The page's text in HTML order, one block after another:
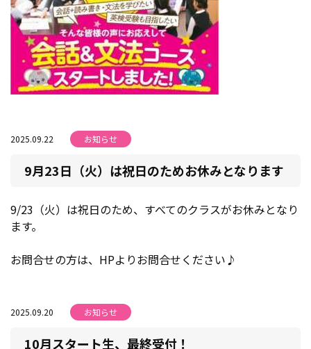
2025.09.22 お知らせ
9月23日（火）は祝日のためお休みとなります
9/23（火）は祝日のため、すべてのクラスがお休みとなり
ます。
お問合せの方は、HPよりお問合せください♪
2025.09.20 お知らせ
10月スタート生、最終受付！